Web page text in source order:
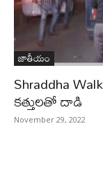
జాతీయం
Shraddha
కత్తులతో దాడి
November 29, 2022